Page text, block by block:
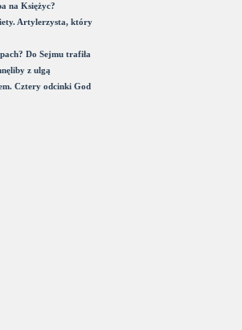
na Księżyc?
Artylerzysta, który
Do Sejmu trafiła
z ulgą
Cztery odcinki God